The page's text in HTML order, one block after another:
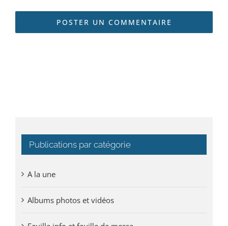
Publications par catégorie
A la une
Albums photos et vidéos